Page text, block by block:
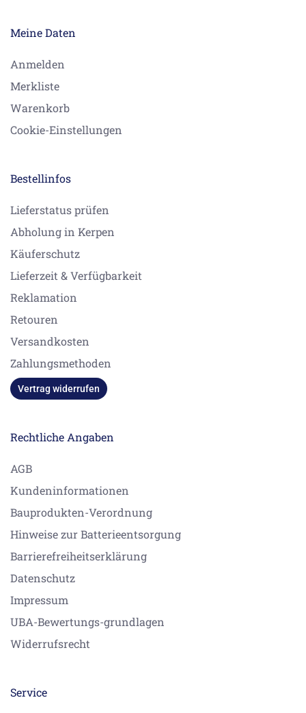
Meine Daten
Anmelden
Merkliste
Warenkorb
Cookie-Einstellungen
Bestellinfos
Lieferstatus prüfen
Abholung in Kerpen
Käuferschutz
Lieferzeit & Verfügbarkeit
Reklamation
Retouren
Versandkosten
Zahlungsmethoden
Vertrag widerrufen
Rechtliche Angaben
AGB
Kundeninformationen
Bauprodukten-Verordnung
Hinweise zur Batterieentsorgung
Barrierefreiheitserklärung
Datenschutz
Impressum
UBA-Bewertungs-grundlagen
Widerrufsrecht
Service